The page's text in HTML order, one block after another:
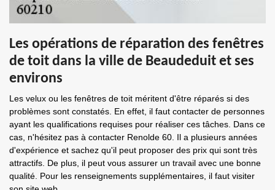
Les opérations de réparation des fenêtres
de toit dans la ville de Beaudeduit et ses
environs
Les velux ou les fenêtres de toit méritent d'être réparés si des
problèmes sont constatés. En effet, il faut contacter de personnes
ayant les qualifications requises pour réaliser ces tâches. Dans ce
cas, n'hésitez pas à contacter Renolde 60. Il a plusieurs années
d'expérience et sachez qu'il peut proposer des prix qui sont très
attractifs. De plus, il peut vous assurer un travail avec une bonne
qualité. Pour les renseignements supplémentaires, il faut visiter